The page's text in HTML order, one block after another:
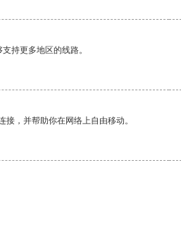
持更多地区的线路。
，并帮助你在网络上自由移动。